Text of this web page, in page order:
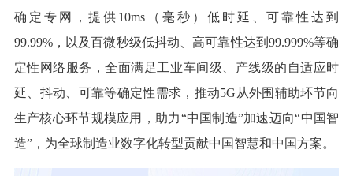
确定专网，提供10ms（毫秒）低时延、可靠性达到
99.99%，以及百微秒级低抖动、高可靠性达到99.999%等确
定性网络服务，全面满足工业车间级、产线级的自适应时
延、抖动、可靠等确定性需求，推动5G从外围辅助环节向
生产核心环节规模应用，助力“中国制造”加速迈向“中国智
造”，为全球制造业数字化转型贡献中国智慧和中国方案。